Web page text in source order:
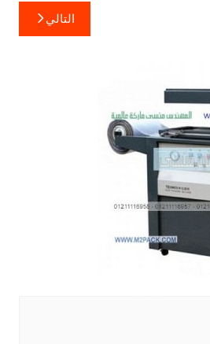
التالي